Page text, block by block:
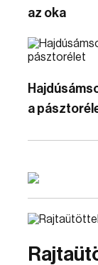
az oka
a